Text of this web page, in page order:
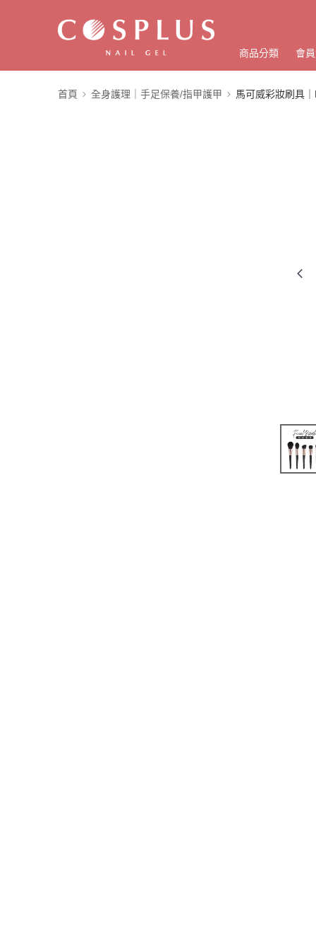
商品分類 會
首頁 全身護理｜手足保養/指甲護甲 馬可威彩妝刷具